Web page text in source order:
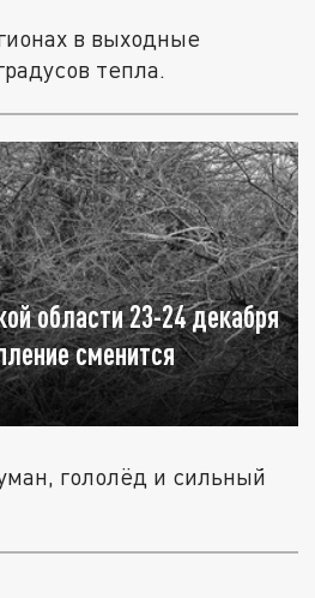
в выходные
тепла.
области 23-24 декабря
сменится
гололёд и сильный